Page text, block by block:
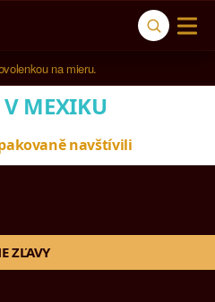
na mieru.
dovolenku od 4.000 EUR.
MEXIKU
navštívili
ZĽAVY